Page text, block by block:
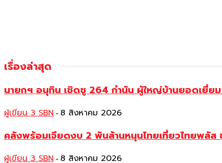
เรื่องล่าสุด
นายกฯ อนุทิน เชิดชู 264 กำนัน ผู้ใหญ่บ้านยอดเยี่ย
ผู้เขียน 3 SBN - 8 สิงหาคม 2026
คลังพร้อมเจียดงบ 2 พันล้านหนุนไทยเที่ยวไทยพลัส
ผู้เขียน 3 SBN - 8 สิงหาคม 2026